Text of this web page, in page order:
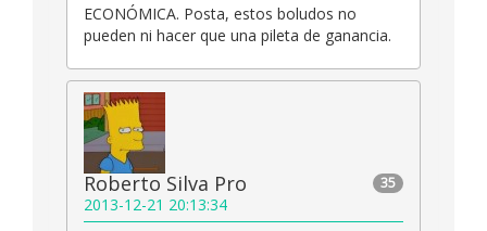
ECONÓMICA. Posta, estos boludos no
pueden ni hacer que una pileta de ganancia.
35
Roberto Silva Pro
2013-12-21 20:13:34